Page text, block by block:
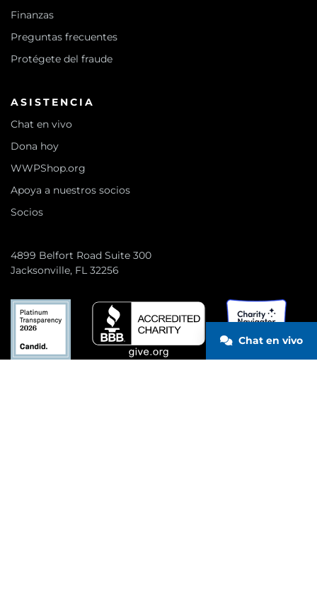
Finanzas
Preguntas frecuentes
Protégete del fraude
ASISTENCIA
Chat en vivo
Dona hoy
WWPShop.org
Apoya a nuestros socios
Socios
4899 Belfort Road Suite 300
Jacksonville, FL 32256
Chat en vivo